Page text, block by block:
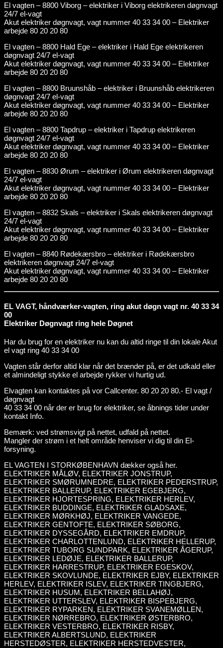
El vagten – 8800 Viborg – elektriker i Viborg elektrikeren døgnvagt
24/7 el-vagt
Akut elektriker døgnvagt, vagt nummer 40 33 34 00 – Elektriker
arbejde 80 20 20 80
El vagten – 8800 Hald Ege – elektriker i Hald Ege elektrikeren
døgnvagt 24/7 el-vagt
Akut elektriker døgnvagt, vagt nummer 40 33 34 00 – Elektriker
arbejde 80 20 20 80
El vagten – 8800 Bruunshåb – elektriker i Bruunshåb elektrikeren
døgnvagt 24/7 el-vagt
Akut elektriker døgnvagt, vagt nummer 40 33 34 00 – Elektriker
arbejde 80 20 20 80
El vagten – 8800 Tapdrup – elektriker i Tapdrup elektrikeren
døgnvagt 24/7 el-vagt
Akut elektriker døgnvagt, vagt nummer 40 33 34 00 – Elektriker
arbejde 80 20 20 80
El vagten – 8830 Ørum – elektriker i Ørum elektrikeren døgnvagt
24/7 el-vagt
Akut elektriker døgnvagt, vagt nummer 40 33 34 00 – Elektriker
arbejde 80 20 20 80
El vagten – 8832 Skals – elektriker i Skals elektrikeren døgnvagt
24/7 el-vagt
Akut elektriker døgnvagt, vagt nummer 40 33 34 00 – Elektriker
arbejde 80 20 20 80
El vagten – 8840 Rødekærsbro – elektriker i Rødekærsbro
elektrikeren døgnvagt 24/7 el-vagt
Akut elektriker døgnvagt, vagt nummer 40 33 34 00 – Elektriker
arbejde 80 20 20 80
EL VAGT, håndværker-vagten, ring akut døgn vagt nr. 40 33 34
00
Elektriker Døgnvagt ring hele Døgnet
Har du brug for en elektriker nu kan du altid ringe til din lokale Akut
el vagt ring 40 33 34 00
Vagten står derfor altid klar når det brænder på, er det udkald eller
et almindeligt stykke el arbejde rykker vi hurtig ud.
Elvagten kan kontaktes på vor Callcenter. 80 20 20 80.- El vagt /
døgnvagt
40 33 34 00 når der er brug for elektriker, se åbnings tider under
kontakt Info.
Bemærk: ved strømsvigt på nettet, udfald på nettet.
Mangler der strøm i et helt område henviser vi dig til din El-
forsyning.
EL VAGTEN I STORKØBENHAVN dækker også her.
ELEKTRIKER MÅLØV, ELEKTRIKER JONSTRUP,
ELEKTRIKER SMØRUMNEDRE, ELEKTRIKER PEDERSTRUP,
ELEKTRIKER BALLERUP, ELEKTRIKER EGEBJERG,
ELEKTRIKER HJORTESPRING, ELEKTRIKER HERLEV,
ELEKTRIKER BUDDINGE, ELEKTRIKER GLADSAXE,
ELEKTRIKER MØRKHØJ, ELEKTRIKER VANGEDE,
ELEKTRIKER GENTOFTE, ELEKTRIKER SØBORG,
ELEKTRIKER DYSSEGÅRD, ELEKTRIKER EMDRUP,
ELEKTRIKER CHARLOTTENLUND, ELEKTRIKER HELLERUP,
ELEKTRIKER TUBORG SUNDPARK, ELEKTRIKER ÅGERUP,
ELEKTRIKER LEDØJE, ELEKTRIKER BALLERUP,
ELEKTRIKER HARRESTRUP, ELEKTRIKER EGESKOV,
ELEKTRIKER SKOVLUNDE, ELEKTRIKER EJBY, ELEKTRIKER
HERLEV, ELEKTRIKER ISLEV, ELEKTRIKER TINGBJERG,
ELEKTRIKER HUSUM, ELEKTRIKER BELLAHØJ,
ELEKTRIKER UTTERSLEV, ELEKTRIKER BISPEBJERG,
ELEKTRIKER RYPARKEN, ELEKTRIKER SVANEMØLLEN,
ELEKTRIKER NØRREBRO, ELEKTRIKER ØSTERBRO,
ELEKTRIKER VESTERBRO, ELEKTRIKER RISBY,
ELEKTRIKER ALBERTSLUND, ELEKTRIKER
HERSTEDØSTER, ELEKTRIKER HERSTEDVESTER,